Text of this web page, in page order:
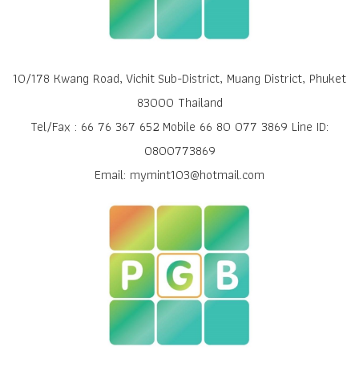
10/178 Kwang Road, Vichit Sub-District, Muang District, Phuket
83000 Thailand
Tel/Fax : 66 76 367 652 Mobile 66 80 077 3869 Line ID:
0800773869
Email: mymint103@hotmail.com